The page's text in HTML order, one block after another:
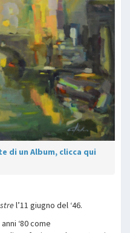
di un Album, clicca qui
l’11 giugno del ‘46.
‘80 come